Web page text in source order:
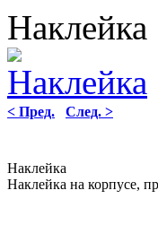
Наклейка
< Пред. След. >
Наклейка
Наклейка на корпусе,